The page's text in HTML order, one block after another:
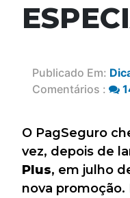
Publicado Em:
Comentários :
O PagSeguro
vez, depois de
Plus, em julho
nova